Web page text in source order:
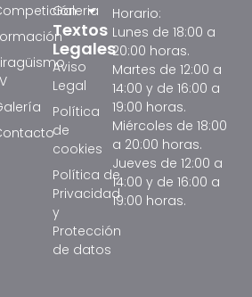
Galeria
Textos
Legales
Aviso
Legal
Política
de
cookies
Política de
Privacidad
y
Protección
de datos
Horario:
Lunes de 18:00 a
20:00 horas.
Martes de 12:00 a
14:00 y de 16:00 a
19:00 horas.
Miércoles de 18:00
a 20:00 horas.
Jueves de 12:00 a
14:00 y de 16:00 a
19:00 horas.